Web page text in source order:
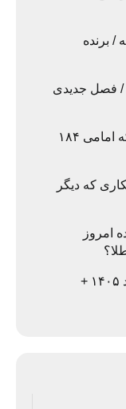
/ برنده
/ فصل جدیدی
بازار طلا دوباره صعودی شد | سکه امامی ۱۸۴
تا هالیوود / ۲۰ بدلکاری که دیگر
/ برنده امروز
قیمت طلا و سکه امروز ۱۲ مرداد ۱۴۰۵ +